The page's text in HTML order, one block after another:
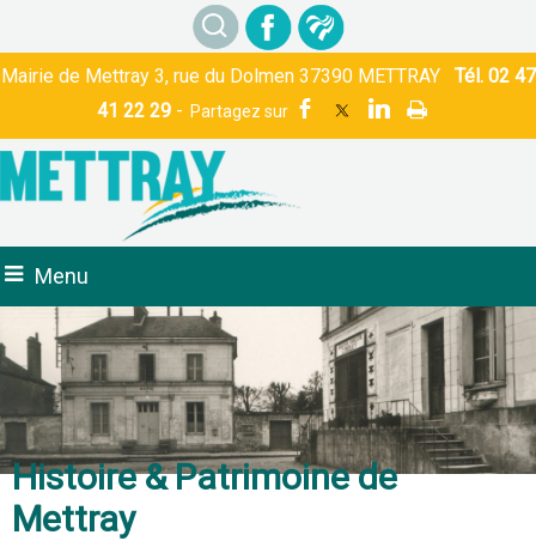
Mairie de Mettray 3, rue du Dolmen 37390 METTRAY Tél. 02 47
41 22 29-
Menu
Histoire & Patrimoine de
Mettray